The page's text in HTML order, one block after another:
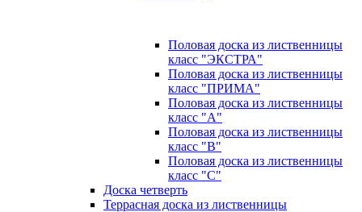
Половая доска из лиственницы
класс "ЭКСТРА"
Половая доска из лиственницы
класс "ПРИМА"
Половая доска из лиственницы
класс "А"
Половая доска из лиственницы
класс "B"
Половая доска из лиственницы
класс "C"
Доска четверть
Террасная доска из лиственницы